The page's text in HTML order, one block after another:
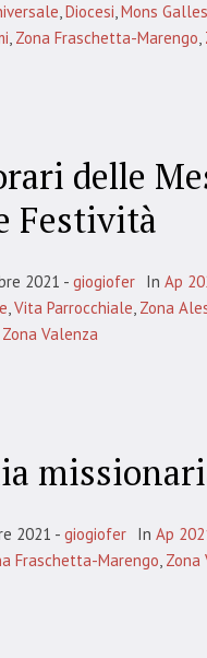
,Diocesi,Mons
, Zona Fraschetta-Marengo,
delle
Festività
2021 giogiofer In Ap
,Vita Parrocchiale, Zona
Zona Valenza
2021 giogiofer In Ap
Fraschetta-Marengo, Zona